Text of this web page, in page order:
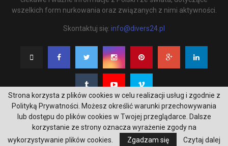
wszelkich form nurkowania oraz związanych z nimi aktywności.
Skontaktuj się: info@divers24.pl
@2020 - underwatermedia.pl. All Right Reserved. Designed and Developed by
Tworzenie stron internetowych Gdańsk
Strona korzysta z plików cookies w celu realizacji usług i zgodnie z
Polityką Prywatności. Możesz określić warunki przechowywania
lub dostępu do plików cookies w Twojej przeglądarce. Dalsze
korzystanie ze strony oznacza wyrażenie zgody na
wykorzystywanie plików cookies.
Zgadzam się Czytaj dalej